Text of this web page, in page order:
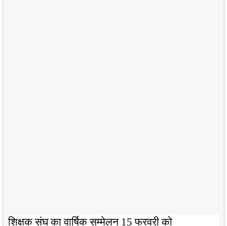
शिक्षक संघ का वार्षिक सम्मेलन 15 फरवरी को